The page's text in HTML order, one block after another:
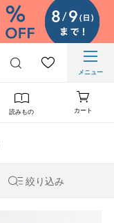
メニュー
読みもの カート
絞り込み